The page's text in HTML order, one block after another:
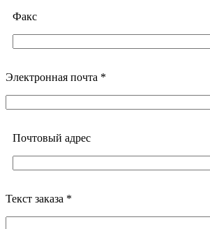
Факс
Электронная почта *
Почтовый адреc
Текст заказа *